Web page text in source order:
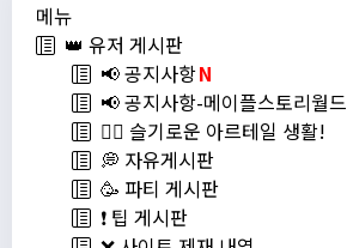
메뉴
👑 유저 게시판
📢 공지사항N
📢 공지사항-메이플스토리월드
💁‍♂ 슬기로운 아르테일 생활!
💭 자유게시판
🥳 파티 게시판
❗️ 팁 게시판